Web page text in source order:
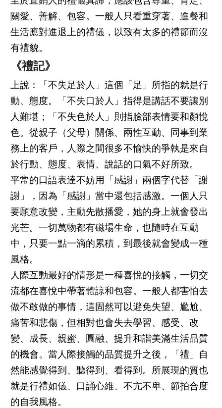
關愛、善解、包容。一般人只看重穿著、進餐和
生活應對進退上的禮儀，以致有太多的禮節而沒
有禮貌。
《禮記》
上說：「不失足於人」這個「足」所指的就是行
動、態度。「不失口於人」指得是講話不要讓別
人難堪；「不失色於人」則指臉部表情要和顏悅
色。從親子（父母）關係、兩性互動、同事到業
務上的客戶，人際之間很多不愉快的爭執是來自
於行動、態度、表情、說話的口氣不好所致。
平常的口語表達不妨用「感謝」兩個字代替「謝
謝」，因為「感謝」當中還包括感激。一個人只
要願意改變，主動先散播愛，她的身上就會發出
光芒。一切萬物都有磁場生命，也隨時在互動
中，只要一點一滴的累積，到最後就會變成一種
風格。
人際互動最好的情形是一種喜悅的接觸，一切交
流都在喜悅中帶著體諒和包容。一般人都害怕去
做不敢做的事情，這固然可以避免失望、尷尬、
痛苦和悲傷，但相對也會失去學習、感受、改
變、成長、親蜜、圓融、提升和諧美滿生活品質
的機會。當人際接觸的品質提升之後，「禮」自
然能感覺得到、聽得到、看得到。所展現的質也
就是行禮如儀、口誦心維、不亢不卑、節拍合度
的自我風格。